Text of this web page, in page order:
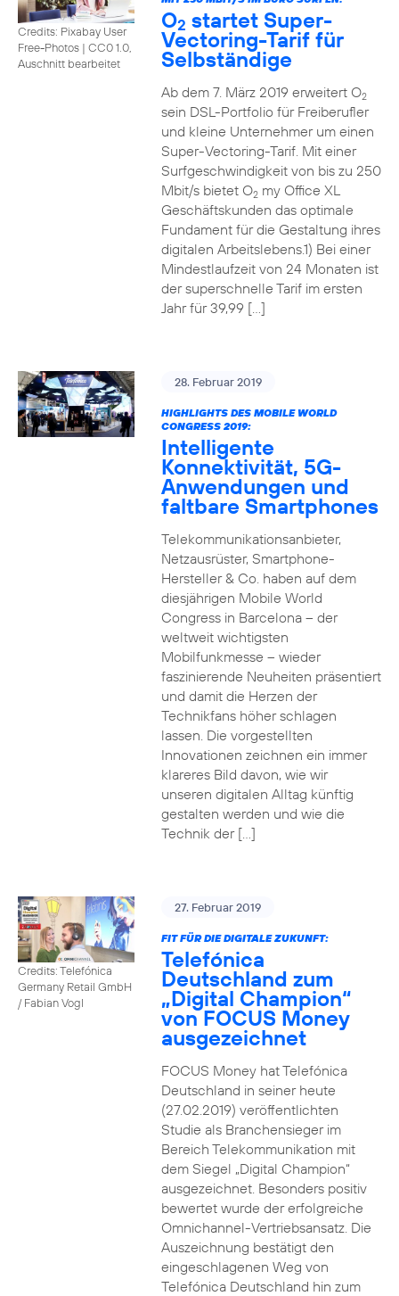
Credits: Pixabay User
Free-Photos | CC0 1.0,
Auschnitt bearbeitet
O2 startet Super-
Vectoring-Tarif für
Selbständige
Ab dem 7. März 2019 erweitert O2
sein DSL-Portfolio für Freiberufler
und kleine Unternehmer um einen
Super-Vectoring-Tarif. Mit einer
Surfgeschwindigkeit von bis zu 250
Mbit/s bietet O2my Office XL
Geschäftskunden das optimale
Fundament für die Gestaltung ihres
digitalen Arbeitslebens.1) Bei einer
Mindestlaufzeit von 24 Monaten ist
der superschnelle Tarif im ersten
Jahr für 39,99 […]
28. Februar 2019
HIGHLIGHTS DES MOBILE WORLD
CONGRESS 2019:
Intelligente
Konnektivität, 5G-
Anwendungen und
faltbare Smartphones
Telekommunikationsanbieter,
Netzausrüster, Smartphone-
Hersteller & Co. haben auf dem
diesjährigen Mobile World
Congress in Barcelona – der
weltweit wichtigsten
Mobilfunkmesse – wieder
faszinierende Neuheiten präsentiert
und damit die Herzen der
Technikfans höher schlagen
lassen. Die vorgestellten
Innovationen zeichnen ein immer
klareres Bild davon, wie wir
unseren digitalen Alltag künftig
gestalten werden und wie die
Technik der […]
Credits: Telefónica
Germany Retail GmbH
/ Fabian Vogl
27. Februar 2019
FIT FÜR DIE DIGITALE ZUKUNFT:
Telefónica
Deutschland zum
„Digital Champion“
von FOCUS Money
ausgezeichnet
FOCUS Money hat Telefónica
Deutschland in seiner heute
(27.02.2019) veröffentlichten
Studie als Branchensieger im
Bereich Telekommunikation mit
dem Siegel „Digital Champion“
ausgezeichnet. Besonders positiv
bewertet wurde der erfolgreiche
Omnichannel-Vertriebsansatz. Die
Auszeichnung bestätigt den
eingeschlagenen Weg von
Telefónica Deutschland hin zum